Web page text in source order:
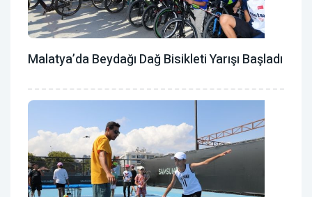
Malatya’da Beydağı Dağ Bisikleti Yarışı Başladı